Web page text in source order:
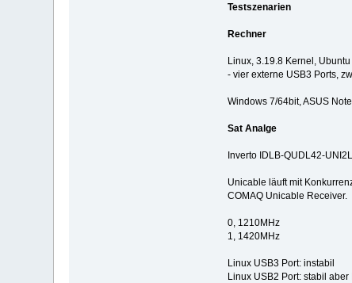
Testszenarien
Rechner
Linux, 3.19.8 Kernel,
- vier externe USB3 Ports,
Windows 7/64bit, ASUS
Sat Analge
Inverto IDLB-QUDL42-
Unicable läuft mit
COMAQ Unicable Receiver.
0, 1210MHz
1, 1420MHz
Linux USB3 Port: instabil
Linux USB2 Port: stabil